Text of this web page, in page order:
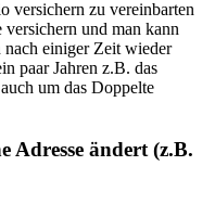
versichern zu vereinbarten
und man kann
nach einiger Zeit wieder
paar Jahren z.B. das
um das Doppelte
Adresse ändert (z.B.